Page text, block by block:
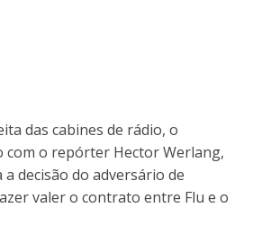
das cabines de rádio, o
com o repórter Hector Werlang,
decisão do adversário de
valer o contrato entre Flu e o